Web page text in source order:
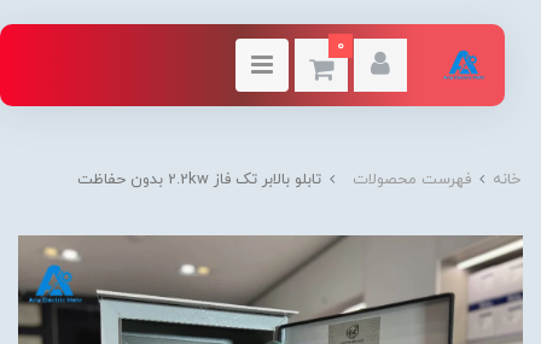
0
خانه فهرست محصولات تابلو بالابر تک فاز 2.2kw بدون حفاظت